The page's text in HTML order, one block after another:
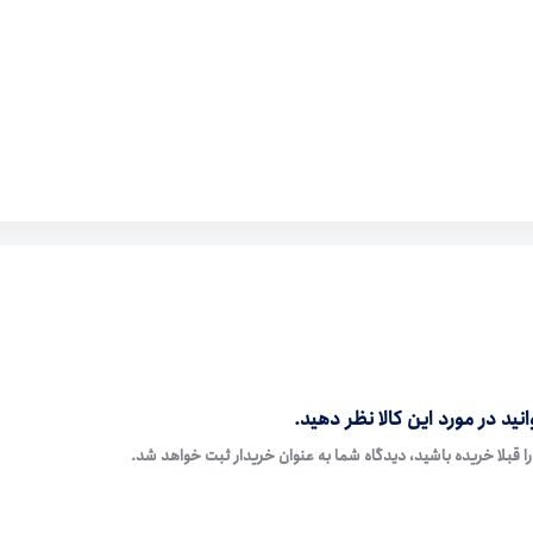
در مورد این کالا نظر دهید.
قبلا خریده باشید، دیدگاه شما به عنوان خریدار ثبت خواهد شد.